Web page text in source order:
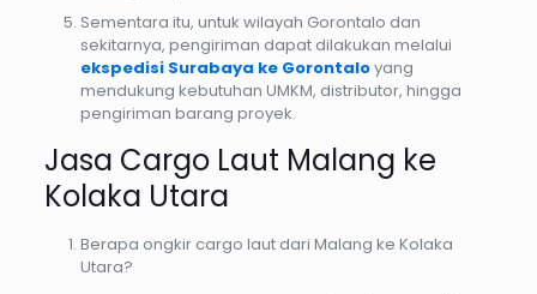
Sementara itu, untuk wilayah Gorontalo dan
sekitarnya, pengiriman dapat dilakukan melalui
ekspedisi Surabaya ke Gorontaloyang
mendukung kebutuhan UMKM, distributor, hingga
pengiriman barang proyek.
Jasa Cargo Laut Malang ke
Kolaka Utara
Berapa ongkir cargo laut dari Malang ke Kolaka
Utara?